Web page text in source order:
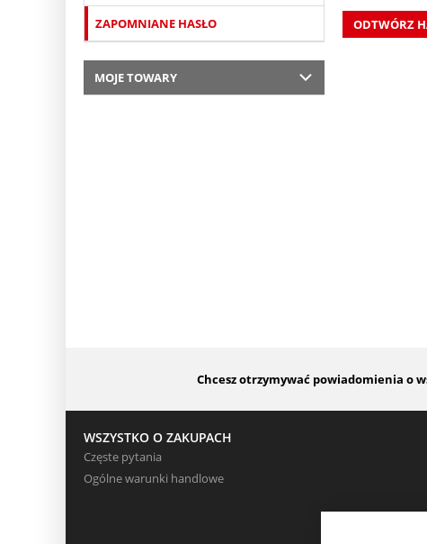
ZAPOMNIANE HASŁO
MOJE TOWARY
ODTWÓRZ
Chcesz otrzymywać powiadomienia o
WSZYSTKO O ZAKUPACH
Częste pytania
Ogólne warunki handlowe